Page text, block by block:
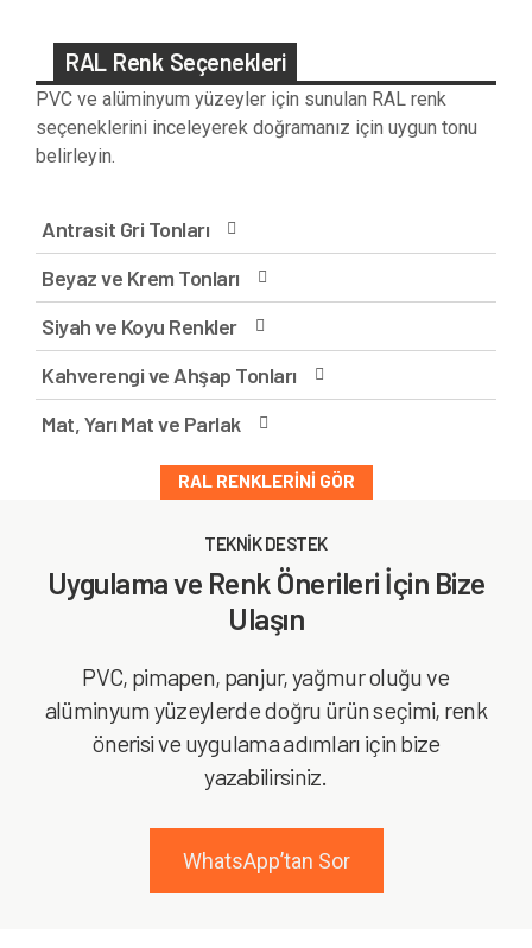
RAL Renk Seçenekleri
PVC ve alüminyum yüzeyler için sunulan RAL renk
seçeneklerini inceleyerek doğramanız için uygun tonu
belirleyin.
Antrasit Gri Tonları
Beyaz ve Krem Tonları
Siyah ve Koyu Renkler
Kahverengi ve Ahşap Tonları
Mat, Yarı Mat ve Parlak
RAL RENKLERINI GÖR
TEKNİK DESTEK
Uygulama ve Renk Önerileri İçin Bize
Ulaşın
PVC, pimapen, panjur, yağmur oluğu ve
alüminyum yüzeylerde doğru ürün seçimi, renk
önerisi ve uygulama adımları için bize
yazabilirsiniz.
WhatsApp’tan Sor